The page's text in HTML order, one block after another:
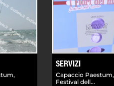
SERVIZI
Capaccio Paestum,
Festival dell...